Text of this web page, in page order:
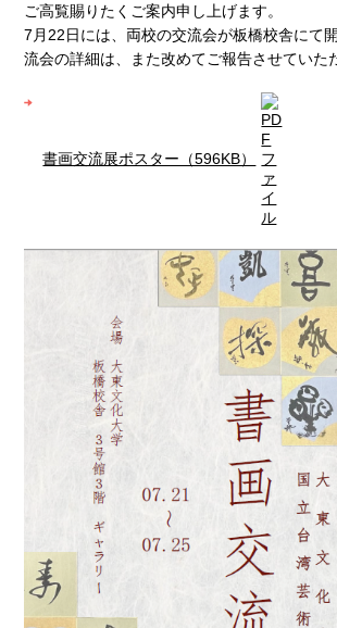
ご高覧賜りたくご案内申し上げます。
7月22日には、両校の交流会が板橋校舎にて
流会の詳細は、また改めてご報告させていた
書画交流展ポスター（596KB）